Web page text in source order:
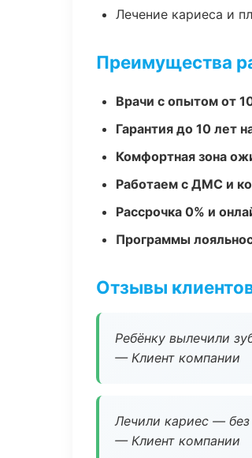
Лечение кариеса и
Преимущества
Врачи с опытом от
Гарантия до 10 лет
Комфортная зона
Работаем с ДМС и
Рассрочка 0% и
Программы
Отзывы
Ребёнку вылечили
— Клиент компании
Лечили кариес — без
— Клиент компании